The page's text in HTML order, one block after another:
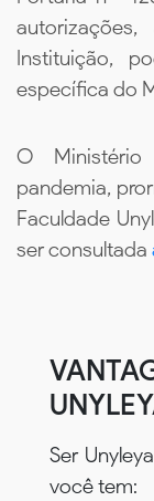
Instituição,
específica do
O
pandemia,
Faculdade
ser consultada
Ser
você tem: